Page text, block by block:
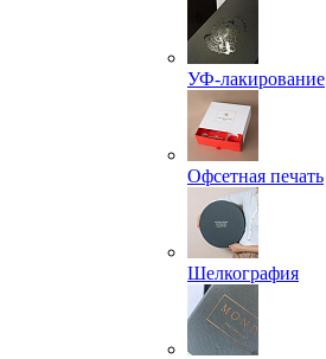
УФ-лакирование
Офсетная печать
Шелкография